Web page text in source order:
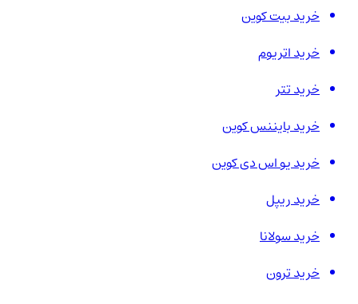
خرید بیت کوین
خرید اتریوم
خرید تتر
خرید بایننس کوین
خرید یو اس دی کوین
خرید ریپل
خرید سولانا
خرید ترون